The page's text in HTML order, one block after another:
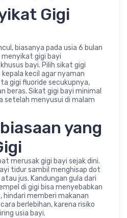
Gigi
biasanya pada usia 6 bulan
menyikat gigi bayi
bayi. Pilih sikat gigi
kecil agar nyaman
gigi fluoride secukupnya,
beras. Sikat gigi bayi minimal
setelah menyusui di malam
yang
merusak gigi bayi sejak dini.
tidur sambil menghisap dot
jus. Kandungan gula dari
di gigi bisa menyebabkan
hindari memberi makanan
berlebihan, karena risiko
usia bayi.